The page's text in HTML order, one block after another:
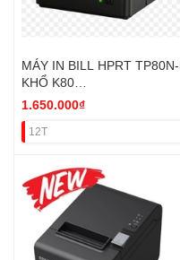
MÁY IN BILL HPRT
KHỔ K80
(USB+WIFI+BLUETOOH)
1.650.000₫
12T